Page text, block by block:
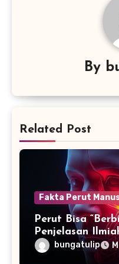
By
Related Post
Fakta Perut
Perut Bisa
Penjelasan
bungatulip